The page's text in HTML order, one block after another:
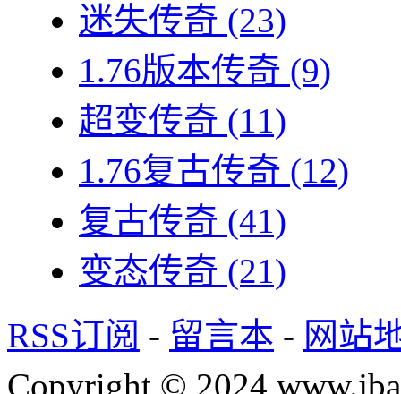
迷失传奇 (23)
1.76版本传奇 (9)
超变传奇 (11)
1.76复古传奇 (12)
复古传奇 (41)
变态传奇 (21)
RSS订阅 - 留言本 - 网站
Copyright © 2024